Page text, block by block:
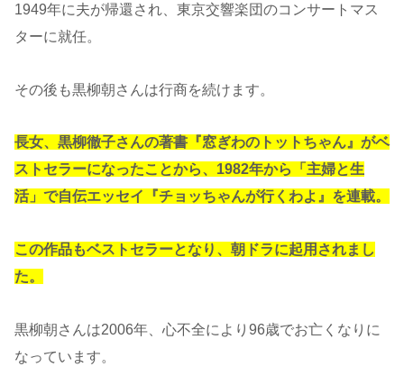
1949年に夫が帰還され、東京交響楽団のコンサートマス
ターに就任。
その後も黒柳朝さんは行商を続けます。
長女、黒柳徹子さんの著書『窓ぎわのトットちゃん』がベ
ストセラーになったことから、1982年から「主婦と生
活」で自伝エッセイ『チョッちゃんが行くわよ』を連載。
この作品もベストセラーとなり、朝ドラに起用されまし
た。
黒柳朝さんは2006年、心不全により96歳でお亡くなりに
なっています。